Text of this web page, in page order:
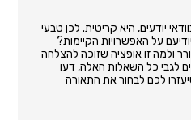
יודעים, היא קריטית. לכן טבעי
על האפשרויות הקיימות?
ולמה זו אופציה שזוכה להצלחה
לגבי כל השאלות האלה, דעו
לכם לבחור את התאורה